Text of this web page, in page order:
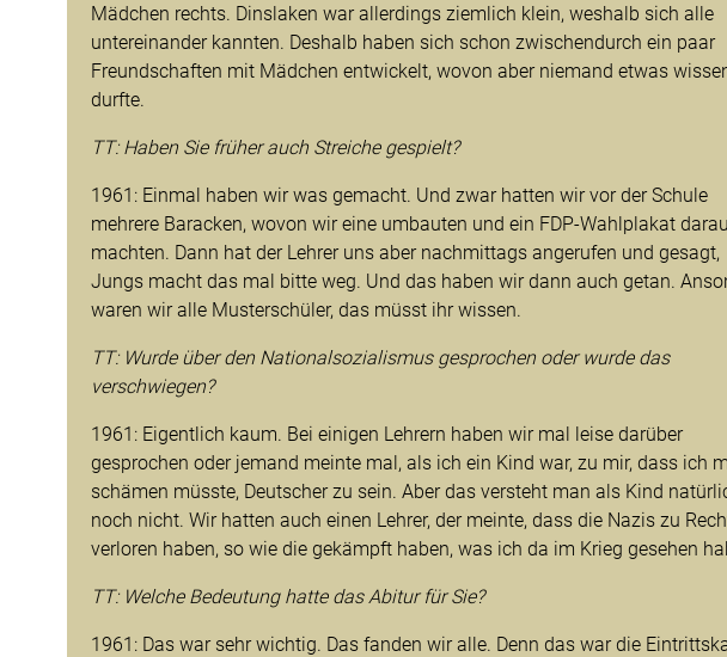
Mädchen rechts. Dinslaken war allerdings ziemlich klein, weshalb sich alle
untereinander kannten. Deshalb haben sich schon zwischendurch ein paar
Freundschaften mit Mädchen entwickelt, wovon aber niemand etwas
durfte.
TT: Haben Sie früher auch Streiche gespielt?
1961: Einmal haben wir was gemacht. Und zwar hatten wir vor der Schule
mehrere Baracken, wovon wir eine umbauten und ein FDP-Wahlplakat
machten. Dann hat der Lehrer uns aber nachmittags angerufen und gesagt,
Jungs macht das mal bitte weg. Und das haben wir dann auch getan.
waren wir alle Musterschüler, das müsst ihr wissen.
TT: Wurde über den Nationalsozialismus gesprochen oder wurde das
verschwiegen?
1961: Eigentlich kaum. Bei einigen Lehrern haben wir mal leise darüber
gesprochen oder jemand meinte mal, als ich ein Kind war, zu mir, dass ich
schämen müsste, Deutscher zu sein. Aber das versteht man als Kind
noch nicht. Wir hatten auch einen Lehrer, der meinte, dass die Nazis zu
verloren haben, so wie die gekämpft haben, was ich da im Krieg gesehen
TT: Welche Bedeutung hatte das Abitur für Sie?
1961: Das war sehr wichtig. Das fanden wir alle. Denn das war die